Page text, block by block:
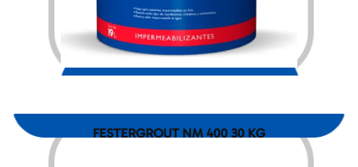
$2,688.00
FESTERGROUT NM 400 30 KG